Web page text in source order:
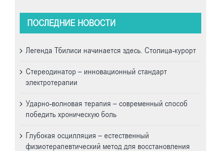
ПОСЛЕДНИЕ НОВОСТИ
Легенда Тбилиси начинается здесь. Cтолица-курорт
Стереодинатор – инновационный стандарт
электротерапии
Ударно-волновая терапия – современный способ
победить хроническую боль
Глубокая осцилляция – естественный
физиотерапевтический метод для восстановления